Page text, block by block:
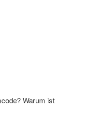
Warum ist